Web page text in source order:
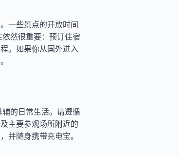
一些景点的开放时间
然很重要：预订住宿
。如果你从国外进入
的日常生活。请遵循
主要参观场所附近的
并随身携带充电宝。